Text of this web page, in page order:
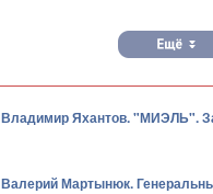
Владимир Яхантов. "МИЭЛЬ".
Валерий Мартынюк.